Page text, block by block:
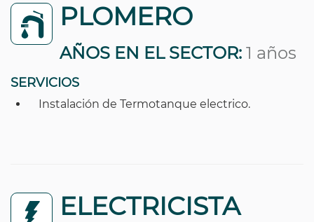
PLOMERO
AÑOS EN EL SECTOR: 1 años
SERVICIOS
Instalación de Termotanque electrico.
ELECTRICISTA